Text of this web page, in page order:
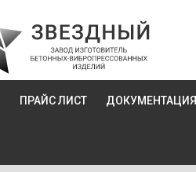
ПРАЙС ЛИСТ ДОКУМЕНТАЦИЯ